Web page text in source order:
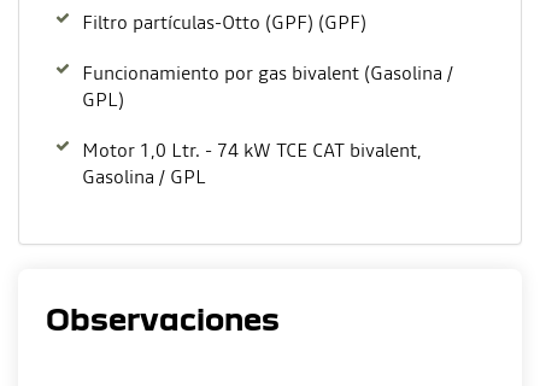
Filtro partículas-Otto (GPF) (GPF)
Funcionamiento por gas bivalent (Gasolina /
GPL)
Motor 1,0 Ltr. - 74 kW TCE CAT bivalent,
Gasolina / GPL
Observaciones